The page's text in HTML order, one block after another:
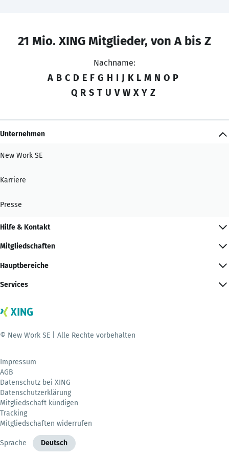
21 Mio. XING Mitglieder, von A bis Z
Nachname:
A B C D E F G H I J K L M N O P
Q R S T U V W X Y Z
Unternehmen
New Work SE
Karriere
Presse
Hilfe & Kontakt
Mitgliedschaften
Hauptbereiche
Services
© New Work SE | Alle Rechte vorbehalten
Impressum
AGB
Datenschutz bei XING
Datenschutzerklärung
Mitgliedschaft kündigen
Tracking
Mitgliedschaften widerrufen
Sprache Deutsch